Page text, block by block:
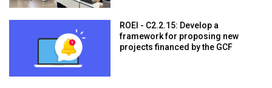
ROEI - C2.2.15: Develop a
framework for proposing new
projects financed by the GCF